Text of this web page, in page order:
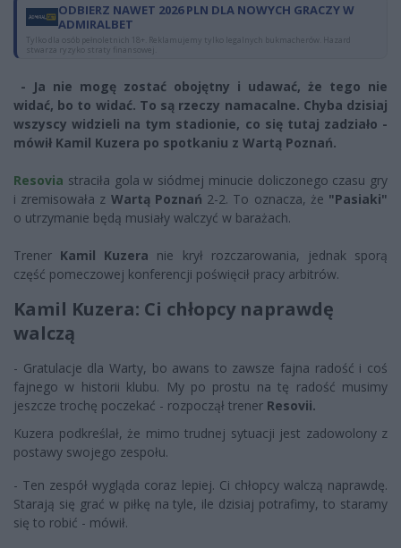
ODBIERZ NAWET 2026 PLN DLA NOWYCH GRACZY W
ADMIRALBET
Tylko dla osób pełnoletnich 18+. Reklamujemy tylko legalnych bukmacherów. Hazard
stwarza ryzyko straty finansowej.
- Ja nie mogę zostać obojętny i udawać, że tego nie
widać, bo to widać. To są rzeczy namacalne. Chyba dzisiaj
wszyscy widzieli na tym stadionie, co się tutaj zadziało -
mówił Kamil Kuzera po spotkaniu z Wartą Poznań.
Resovia straciła gola w siódmej minucie doliczonego czasu gry
i zremisowała z Wartą Poznań 2-2. To oznacza, że "Pasiaki"
o utrzymanie będą musiały walczyć w barażach.
Trener Kamil Kuzera nie krył rozczarowania, jednak sporą
część pomeczowej konferencji poświęcił pracy arbitrów.
Kamil Kuzera: Ci chłopcy naprawdę
walczą
- Gratulacje dla Warty, bo awans to zawsze fajna radość i coś
fajnego w historii klubu. My po prostu na tę radość musimy
jeszcze trochę poczekać - rozpoczął trener Resovii.
Kuzera podkreślał, że mimo trudnej sytuacji jest zadowolony z
postawy swojego zespołu.
- Ten zespół wygląda coraz lepiej. Ci chłopcy walczą naprawdę.
Starają się grać w piłkę na tyle, ile dzisiaj potrafimy, to staramy
się to robić - mówił.